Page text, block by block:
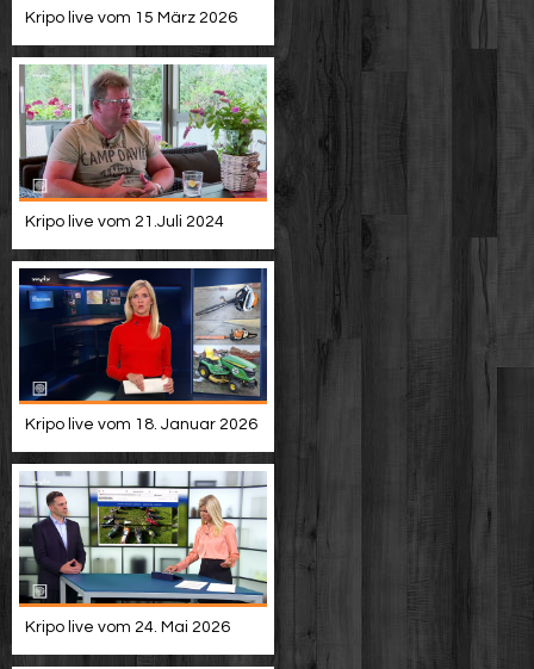
Kripo live vom 15 März 2026
Kripo live vom 21.Juli 2024
Kripo live vom 18. Januar 2026
Kripo live vom 24. Mai 2026